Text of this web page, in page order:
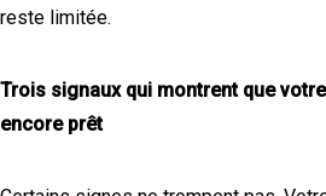
reste limitée.
Trois signaux qui montrent que
encore prêt